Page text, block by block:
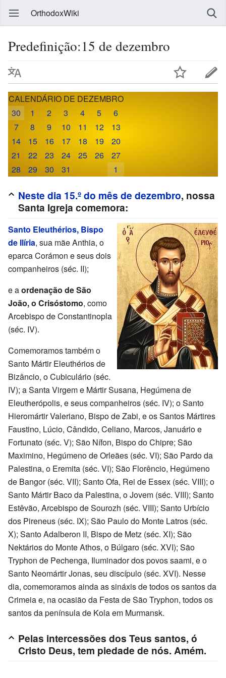
OrthodoxWiki
Predefinição:15 de dezembro
CALENDÁRIO DE DEZEMBRO
30
1 2 3 4 5
6
7
8 9 10 11 12
13
14
15 16 17 18 19
20
21
22 23 24 25 26
27
28
29 30 31 1
Neste dia 15.º do mês de dezembro, nossa
Santa Igreja comemora:
Santo Eleuthérios, Bispo
de Ilíria, sua mãe Anthia, o
eparca Corámon e seus dois
companheiros (séc. II);
e aordenação de São
João, o Crisóstomo, como
Arcebispo de Constantinopla
(séc. IV).
Comemoramos também o
Santo Mártir Eleuthérios de
Bizâncio, o Cubiculário (séc.
IV); a Santa Virgem e Mártir Susana, Hegúmena de
Eleutherópolis, e seus companheiros (séc. IV); o Santo
Hieromártir Valeriano, Bispo de Zabi, e os Santos Mártires
Faustino, Lúcio, Cândido, Celiano, Marcos, Januário e
Fortunato (séc. V); São Nífon, Bispo do Chipre; São
Maximino, Hegúmeno de Orleães (séc. VI); São Pardo da
Palestina, o Eremita (séc. VI); São Florêncio, Hegúmeno
de Bangor (séc. VII); Santo Ofa, Rei de Essex (séc. VIII); o
Santo Mártir Baco da Palestina, o Jovem (séc. VIII); Santo
Estêvão, Arcebispo de Sourozh (séc. VIII); Santo Urbício
dos Pireneus (séc. IX); São Paulo do Monte Latros (séc.
X); Santo Adalberon II, Bispo de Metz (séc. XI); São
Nektários do Monte Athos, o Búlgaro (séc. XVI); São
Tryphon de Pechenga, Iluminador dos povos saami, e o
Santo Neomártir Jonas, seu discípulo (séc. XVI). Nesse
dia, comemoramos ainda as sináxis de todos os santos da
Crimeia e, na ocasião da Festa de São Tryphon, todos os
santos da península de Kola em Murmansk.
Pelas intercessões dos Teus santos, ó
Cristo Deus, tem piedade de nós. Amém.